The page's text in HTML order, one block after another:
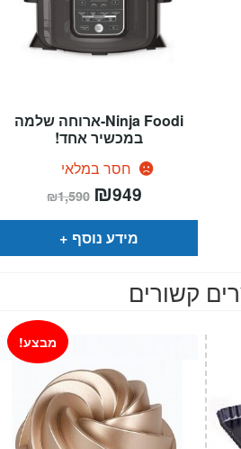
Ninja Foodi-ארוחה שלמה
במכשיר אחד!
חסר במלאי
₪1,590 המחיר
המקורי
היה:
₪949
הוא:
מידע נוסף
קשורים
מבצע!